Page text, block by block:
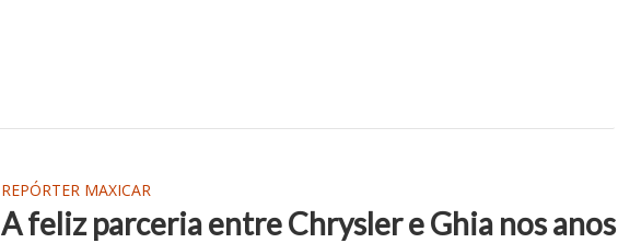
REPÓRTER MAXICAR
A feliz parceria entre Chrysler e Ghia nos anos